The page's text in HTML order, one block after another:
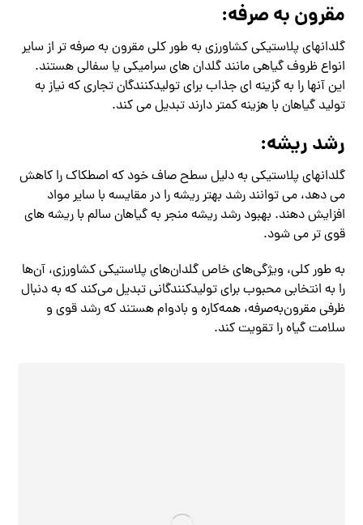
مقرون به صرفه:
گلدانهای پلاستیکی کشاورزی به طور کلی مقرون به صرفه تر از سایر
انواع ظروف گیاهی مانند گلدان های سرامیکی یا سفالی هستند.
این آنها را به گزینه ای جذاب برای تولیدکنندگان تجاری که نیاز به
تولید گیاهان با هزینه کمتر دارند تبدیل می کند.
رشد ریشه:
گلدانهای پلاستیکی به دلیل سطح صاف خود که اصطکاک را کاهش
می دهد، می توانند رشد بهتر ریشه را در مقایسه با سایر مواد
افزایش دهند. بهبود رشد ریشه منجر به گیاهان سالم با ریشه های
قوی تر می شود.
به طور کلی، ویژگی‌های خاص گلدان‌های پلاستیکی کشاورزی، آن‌ها
را به انتخابی محبوب برای تولیدکنندگانی تبدیل می‌کند که به دنبال
ظرفی مقرون‌به‌صرفه، همه‌کاره و بادوام هستند که رشد قوی و
سلامت گیاه را تقویت کند.